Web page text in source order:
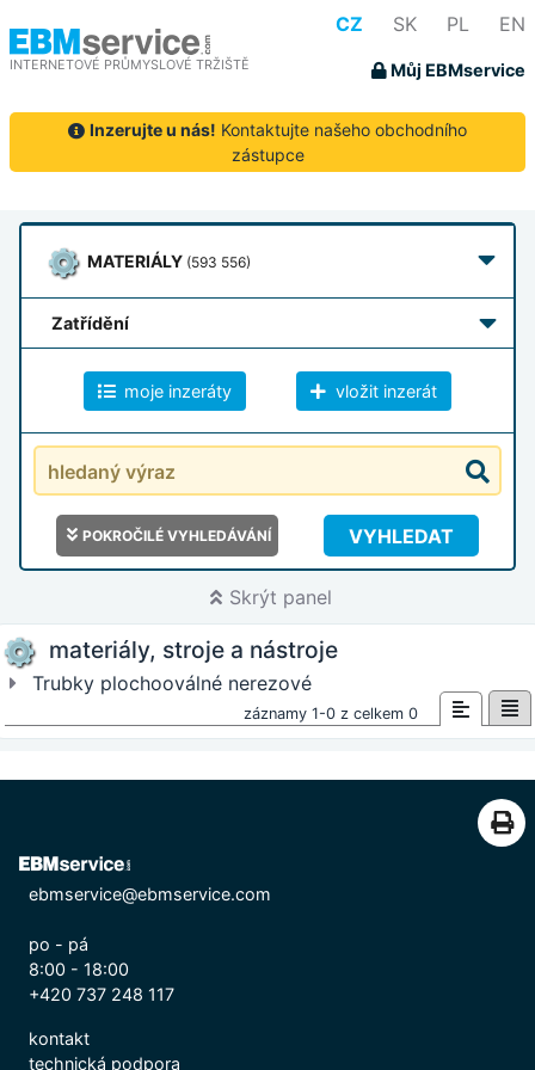
INTERNETOVÉ PRŮMYSLOVÉ TRŽIŠTĚ
CZ SK PL EN
Můj EBMservice
Inzerujte u nás! Kontaktujte našeho obchodního
zástupce
MATERIÁLY (593 556)
zatřídění
moje inzeráty vložit inzerát
POKROČILÉ VYHLEDÁVÁNÍ VYHLEDAT
Skrýt panel
materiály, stroje a nástroje
Trubky plochooválné nerezové
záznamy 1-0 z celkem 0
ebmservice@ebmservice.com
po - pá
8:00 - 18:00
+420 737 248 117
kontakt
technická podpora